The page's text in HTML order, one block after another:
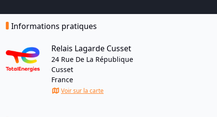
Informations pratiques
Relais Lagarde Cusset
24 Rue De La République
Cusset
France
Voir sur la carte